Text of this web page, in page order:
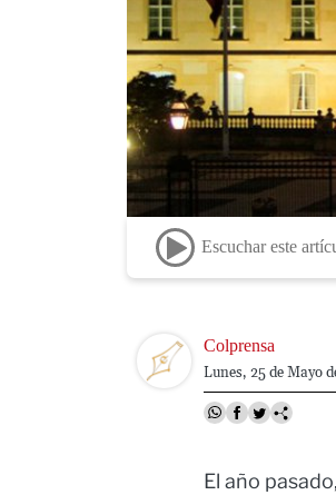
Escuchar este
Image Colprensa
Lunes, 25 de Mayo
El año